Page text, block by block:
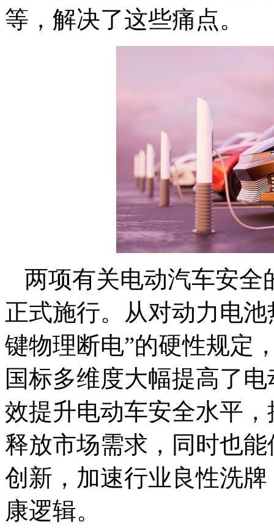
等，解决了这些痛点。
两项有关电动汽车安全
正式施行。从对动力电
键物理断电”的硬性规定
国标多维度大幅提高了
效提升电动车安全水平
释放市场需求，同时也
创新，加速行业良性洗
康逻辑。